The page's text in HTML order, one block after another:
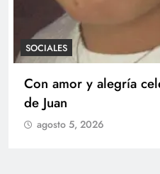
SOCIALES
Con amor y alegría
de Juan
agosto 5, 2026